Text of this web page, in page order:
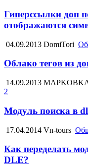
Гиперссылки доп
отображаются
04.09.2013 DomiTori
Облако тегов из
14.09.2013
2
Модуль поиска в
17.04.2014 Vn-tours
Как переделать
DLE?